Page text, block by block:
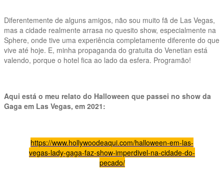
Diferentemente de alguns amigos, não sou muito fã de Las Vegas,
mas a cidade realmente arrasa no quesito show, especialmente na
Sphere, onde tive uma experiência completamente diferente do que
vive até hoje. E, minha propaganda do gratuita do Venetian está
valendo, porque o hotel fica ao lado da esfera. Programão!
Aqui está o meu relato do Halloween que passei no show da
Gaga em Las Vegas, em 2021:
https://www.hollywoodeaqui.com/halloween-em-las-
vegas-lady-gaga-faz-show-imperdivel-na-cidade-do-
pecado/